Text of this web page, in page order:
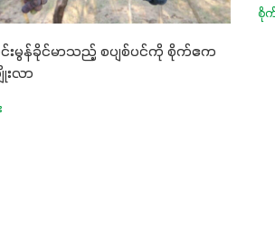
မွန်ခိုင်မာသည့် စပျစ်ပင်ကို စိုက်ဧက
းလာ
စို